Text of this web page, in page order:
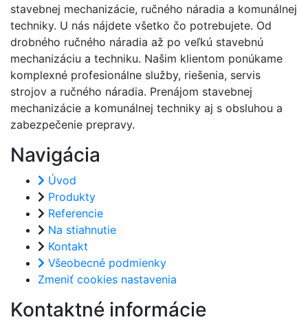
stavebnej mechanizácie, ručného náradia a komunálnej
techniky. U nás nájdete všetko čo potrebujete. Od
drobného ručného náradia až po veľkú stavebnú
mechanizáciu a techniku. Našim klientom ponúkame
komplexné profesionálne služby, riešenia, servis
strojov a ručného náradia. Prenájom stavebnej
mechanizácie a komunálnej techniky aj s obsluhou a
zabezpečenie prepravy.
Navigácia
Úvod
Produkty
Referencie
Na stiahnutie
Kontakt
Všeobecné podmienky
Zmeniť cookies nastavenia
Kontaktné informácie